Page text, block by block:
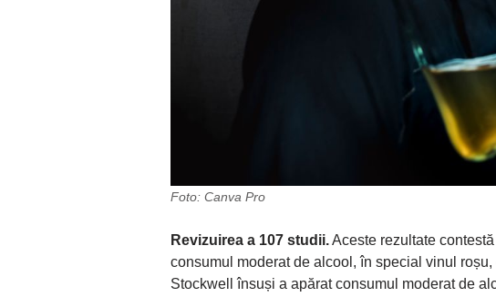
Foto: Canva Pro
Revizuirea a 107 studii.Aceste rezultate
consumul moderat de alcool, în special vinul
Stockwell însuși a apărat consumul moderat de